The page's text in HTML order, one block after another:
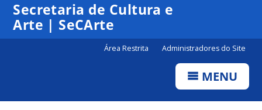
Secretaria de Cultura e
Arte | SeCArte
Área Restrita Administradores do Site
MENU
1:00